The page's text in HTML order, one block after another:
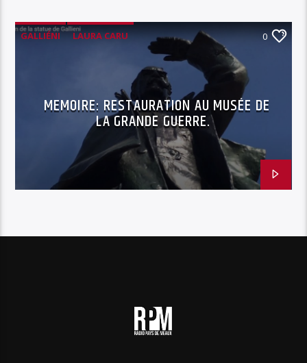
GALLIÉNI
LAURA CARU
RESTAURATION OEUVRE D'ART
0
MEMOIRE: RESTAURATION AU MUSÉE DE
LA GRANDE GUERRE.